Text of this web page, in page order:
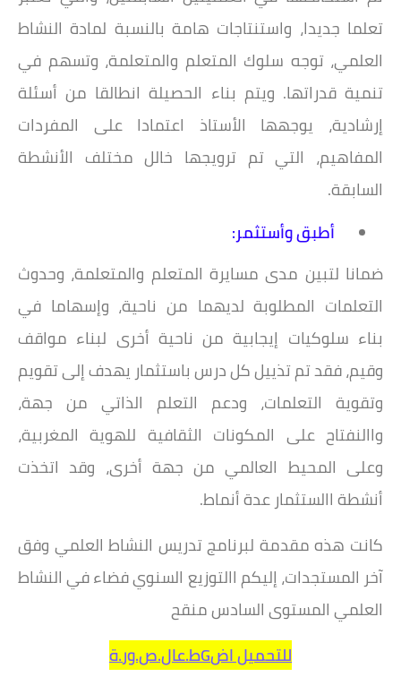
تعلما جديدا، واستنتاجات هامة بالنسبة لمادة النشاط
العلمي،توجه سلوك المتعلم والمتعلمة، وتسهم في
تنمية قدراتها. ويتم بناء الحصيلة انطالقا من أسئلة
إرشادية، يوجهها الأستاذ اعتمادا على المفردات
المفاهيم، التي تم ترويجها خالل مختلف الأنشطة
السابقة.
أطبق وأستثمر:
ضمانا لتبين مدى مسايرة المتعلم والمتعلمة، وحدوث
التعلمات المطلوبة لديهما من ناحية، وإسهاما في
بناء سلوكيات إيجابية من ناحية أخرى لبناء مواقف
وقيم، فقد تم تذييل كل درس باستثمار يهدف إلى تقويم
وتقوية التعلمات، ودعم التعلم الذاتي من جهة،
واالنفتاح على المكونات الثقافية للهوية المغربية،
وعلى المحيط العالمي من جهة أخرى، وقد اتخذت
أنشطة االستثمار عدة أنماط.
كانت هذه مقدمة لبرنامج تدريس النشاط العلمي وفق
آخر المستجدات، إليكم االتوزيع السنوي فضاء في النشاط
العلمي المستوى السادس منقح
للتحميل اضGط.عال.ص.ور.ة